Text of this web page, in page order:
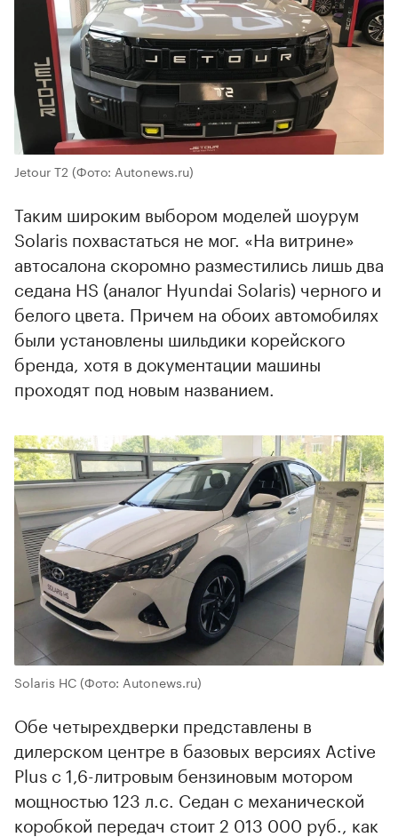
Jetour T2 (Фото: Autonews.ru)
Таким широким выбором моделей шоурум
Solaris похвастаться не мог. «На витрине»
автосалона скоромно разместились лишь два
седана HS (аналог Hyundai Solaris) черного и
белого цвета. Причем на обоих автомобилях
были установлены шильдики корейского
бренда, хотя в документации машины
проходят под новым названием.
Solaris HC(Фото: Autonews.ru)
Обе четырехдверки представлены в
дилерском центре в базовых версиях Active
Plus с 1,6-литровым бензиновым мотором
мощностью 123 л.с. Седан с механической
коробкой передач стоит 2 013 000 руб., как